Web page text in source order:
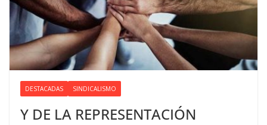
DESTACADAS SINDICALISMO
Y DE LA REPRESENTACIÓN